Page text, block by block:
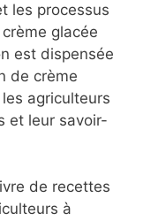
les processus
glacée
est dispensée
de crème
agriculteurs
et leur savoir-
de recettes
à